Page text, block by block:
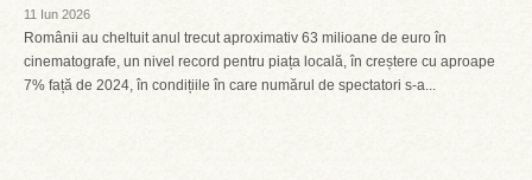
11 Iun 2026
Românii au cheltuit anul trecut aproximativ 63 milioane de euro în
cinematografe, un nivel record pentru piața locală, în creștere cu aproape
7% față de 2024, în condițiile în care numărul de spectatori s-a...